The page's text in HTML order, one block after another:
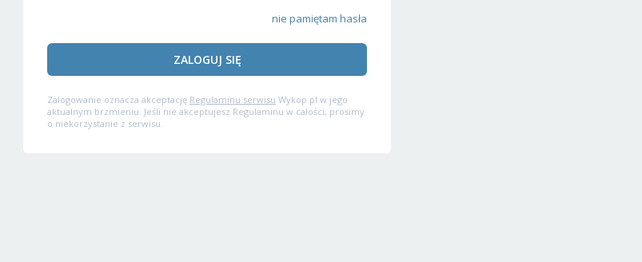
nie pamiętam hasła
ZALOGUJ SIĘ
Zalogowanie oznacza akceptację Regulaminu serwisu Wykop.pl w jego
aktualnym brzmieniu. Jeśli nie akceptujesz Regulaminu w całości, prosimy
o niekorzystanie z serwisu.